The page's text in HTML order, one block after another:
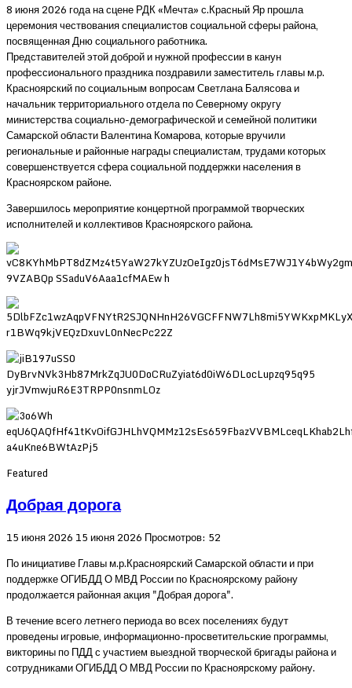
8 июня 2026 года на сцене РДК «Мечта» с.Красный Яр прошла
церемония чествования специалистов социальной сферы района,
посвященная Дню социального работника.
Представителей этой доброй и нужной профессии в канун
профессионального праздника поздравили заместитель главы м.р.
Красноярский по социальным вопросам Светлана Балясова и
начальник территориального отдела по Северному округу
министерства социально-демографической и семейной политики
Самарской области Валентина Комарова, которые вручили
региональные и районные награды специалистам, трудами которых
совершенствуется сфера социальной поддержки населения в
Красноярском районе.
Завершилось мероприятие концертной программой творческих
исполнителей и коллективов Красноярского района.
Featured
Добрая дорога
15 июня 2026 15 июня 2026 Просмотров: 52
По инициативе Главы м.р.Красноярский Самарской области и при
поддержке ОГИБДД О МВД России по Красноярскому району
продолжается районная акция "Добрая дорога".
В течение всего летнего периода во всех поселениях будут
проведены игровые, информационно-просветительские программы,
викторины по ПДД с участием выездной творческой бригады района и
сотрудниками ОГИБДД О МВД России по Красноярскому району.